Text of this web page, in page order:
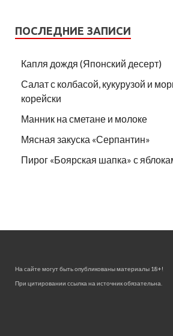
ПОСЛЕДНИЕ ЗАПИСИ
Капля дождя (Японский десерт)
Салат с колбасой, кукурузой и
корейски
Манник на сметане и молоке
Мясная закуска «Серпантин»
Пирог «Боярская шапка» с
На сайте могут быть опубликованы материалы 18+!
При цитировании ссылка на источник обязательна.